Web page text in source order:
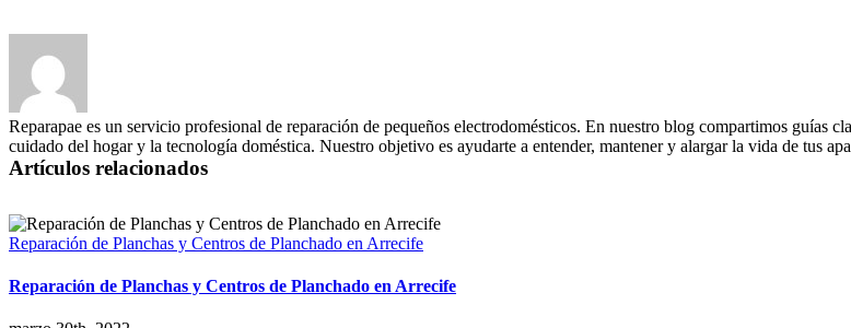
Reparapae es un servicio profesional de reparación de pequeños electrodomésticos. En nuestro blog compartimos guías
cuidado del hogar y la tecnología doméstica. Nuestro objetivo es ayudarte a entender, mantener y alargar la vida de tus
Artículos relacionados
Reparación de Planchas y Centros de Planchado en Arrecife
Reparación de Planchas y Centros de Planchado en Arrecife